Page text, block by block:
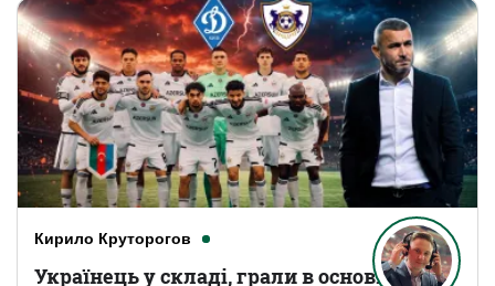
Кирило Круторогов
Українець у складі, грали в основному